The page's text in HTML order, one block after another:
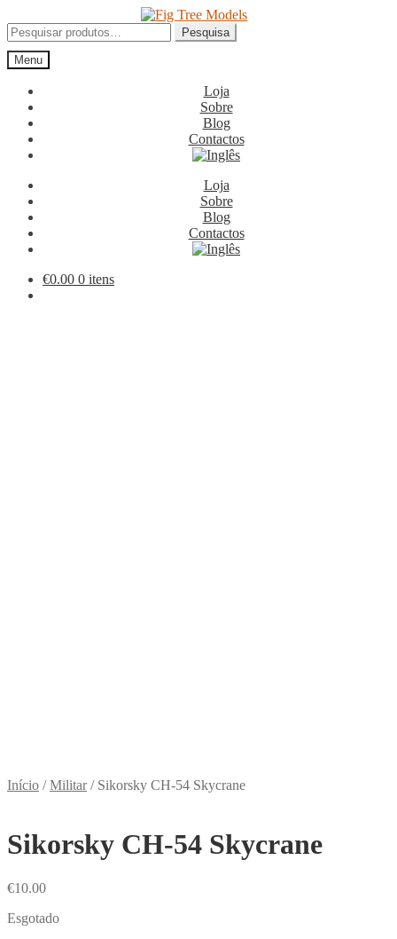
para
a
navegação
para
o
conteúdo
Pesquisar
por:
Pesquisa
Menu
Loja
Sobre
Blog
Contactos
Loja
Sobre
Blog
Contactos
€0.00 0 itens
Início /Militar/ Sikorsky CH-54 Skycrane
Sikorsky CH-54 Skycrane
€10.00
Esgotado